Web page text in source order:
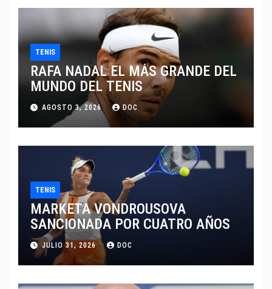
TENIS
RAFA NADAL EL MÁS GRANDE DEL
MUNDO DEL TENIS
AGOSTO 3, 2026 DOC
TENIS
MARKETA VONDROUSOVA
SANCIONADA POR CUATRO AÑOS
JULIO 31, 2026 DOC